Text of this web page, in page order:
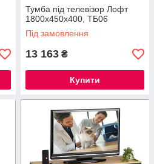
Тумба під телевізор Лофт
1800х450х400, ТБ06
Під замовлення
13 163 ₴
Купити